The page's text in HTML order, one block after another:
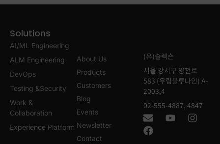
Solutions
AI/ML Engineering
ALM Engineering
DevOps
Testing &Security
Work &
Collaboration
Experience Platform
About Us
Products
Customers
Blog
Events
Newsletter
Contact
(유)슬렉슨
서울 강서구 양천로
583 (우림블루나인) A-
2003,4
02-555-4887, 4847